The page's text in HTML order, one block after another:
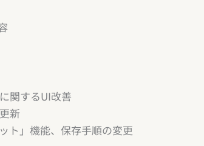
関するUI改善
新
ト」機能、保存手順の変更